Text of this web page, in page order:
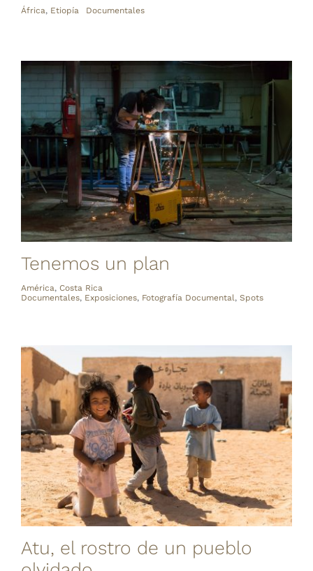
África, Etiopía Documentales
Tenemos un plan
América, Costa Rica
Documentales, Exposiciones, Fotografía Documental, Spots
Atu, el rostro de un pueblo